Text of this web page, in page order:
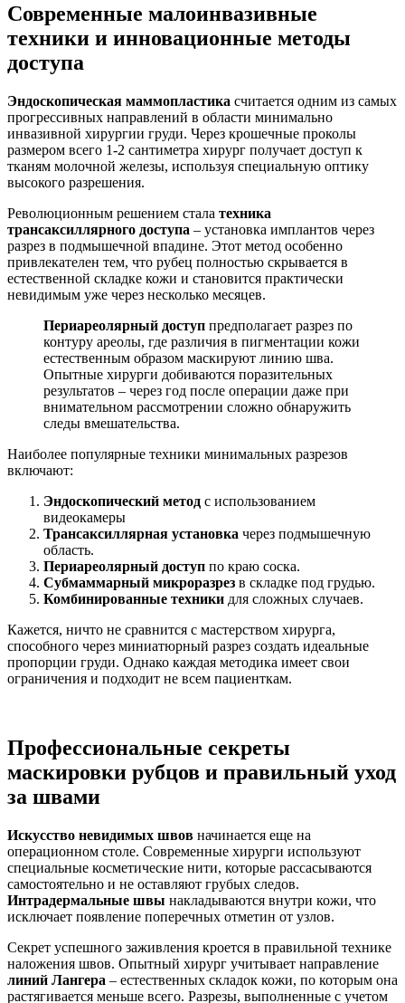
Современные малоинвазивные
техники и инновационные методы
доступа
Эндоскопическая маммопластика считается одним из самых
прогрессивных направлений в области минимально
инвазивной хирургии груди. Через крошечные проколы
размером всего 1-2 сантиметра хирург получает доступ к
тканям молочной железы, используя специальную оптику
высокого разрешения.
Революционным решением стала техника
трансаксиллярного доступа – установка имплантов через
разрез в подмышечной впадине. Этот метод особенно
привлекателен тем, что рубец полностью скрывается в
естественной складке кожи и становится практически
невидимым уже через несколько месяцев.
Периареолярный доступ предполагает разрез по
контуру ареолы, где различия в пигментации кожи
естественным образом маскируют линию шва.
Опытные хирурги добиваются поразительных
результатов – через год после операции даже при
внимательном рассмотрении сложно обнаружить
следы вмешательства.
Наиболее популярные техники минимальных разрезов
включают:
Эндоскопический метод с использованием
видеокамеры
Трансаксиллярная установка через подмышечную
область.
Периареолярный доступ по краю соска.
Субмаммарный микроразрез в складке под грудью.
Комбинированные техники для сложных случаев.
Кажется, ничто не сравнится с мастерством хирурга,
способного через миниатюрный разрез создать идеальные
пропорции груди. Однако каждая методика имеет свои
ограничения и подходит не всем пациенткам.
Профессиональные секреты
маскировки рубцов и правильный уход
за швами
Искусство невидимых швов начинается еще на
операционном столе. Современные хирурги используют
специальные косметические нити, которые рассасываются
самостоятельно и не оставляют грубых следов.
Интрадермальные швы накладываются внутри кожи, что
исключает появление поперечных отметин от узлов.
Секрет успешного заживления кроется в правильной технике
наложения швов. Опытный хирург учитывает направление
линий Лангера – естественных складок кожи, по которым она
растягивается меньше всего. Разрезы, выполненные с учетом